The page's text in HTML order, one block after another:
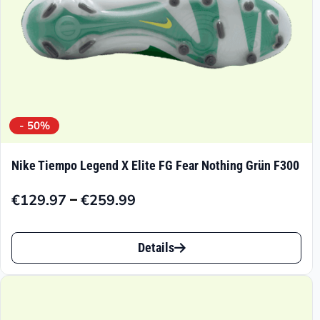
Produktseite
gewählt
werden
- 50%
Nike Tiempo Legend X Elite FG Fear Nothing Grün F300
€129.97 –€259.99
Preisspanne:
€259.99
Dieses
Produkt
Details